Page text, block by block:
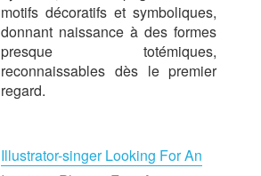
motifs décoratifs et symboliques,
donnant naissance à des formes
presque totémiques,
reconnaissables dès le premier
regard.
Illustrator-singer Looking For An